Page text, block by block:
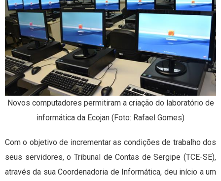
Novos computadores permitiram a criação do laboratório de
informática da Ecojan (Foto: Rafael Gomes)
Com o objetivo de incrementar as condições de trabalho dos
seus servidores, o Tribunal de Contas de Sergipe (TCE-SE),
através da sua Coordenadoria de Informática, deu início a um